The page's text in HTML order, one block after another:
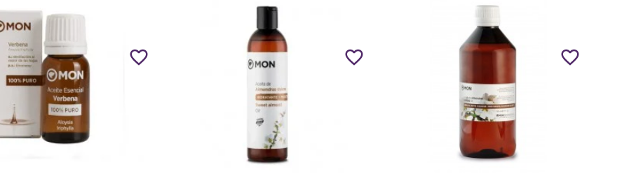
favorite_border favorite_border favorite_border